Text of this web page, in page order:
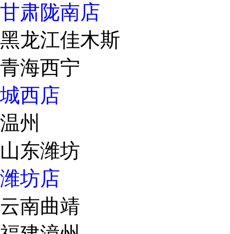
甘肃陇南店
黑龙江佳木斯
青海西宁
城西店
温州
山东潍坊
潍坊店
云南曲靖